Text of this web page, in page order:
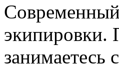
экипировки.
занимаетесь